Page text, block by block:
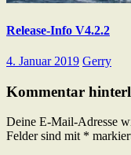
Release-Info V4.2.2
4. Januar 2019 Gerry
Kommentar
Deine E-Mail-Adresse
Felder sind mit *